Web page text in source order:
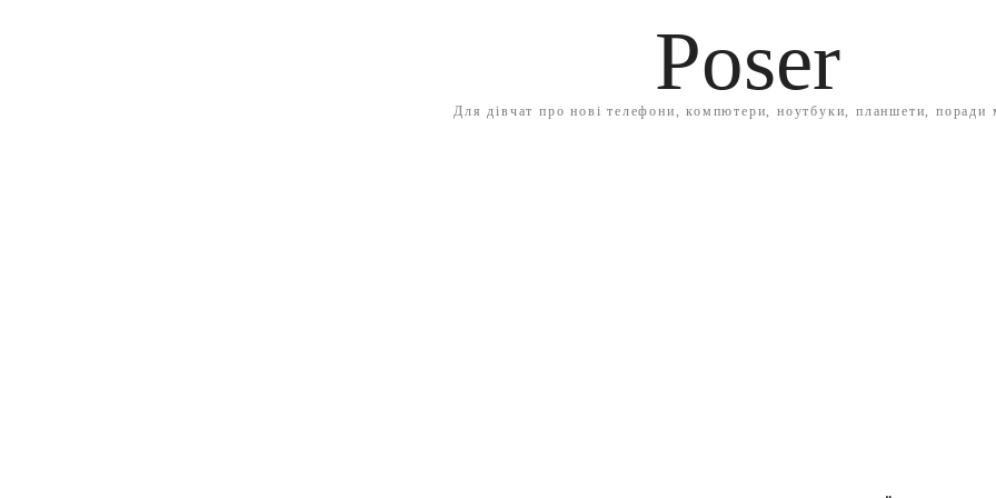
Poser
Для дівчат про нові телефони, компютери, ноутбуки, планшети, поради